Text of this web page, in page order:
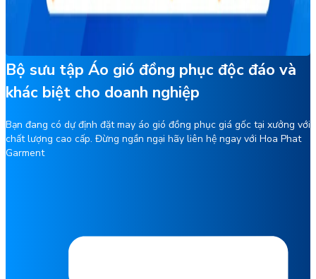
Bộ sưu tập Áo gió đồng phục độc đáo và
khác biệt cho doanh nghiệp
Bạn đang có dự định đặt may áo gió đồng phục giá gốc tại xưởng với
chất lượng cao cấp. Đừng ngần ngại hãy liên hệ ngay với Hoa Phat
Garment